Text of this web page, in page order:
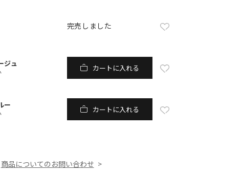
完売しました
ジュ カートに入れる
ー カートに入れる
商品についてのお問い合わせ